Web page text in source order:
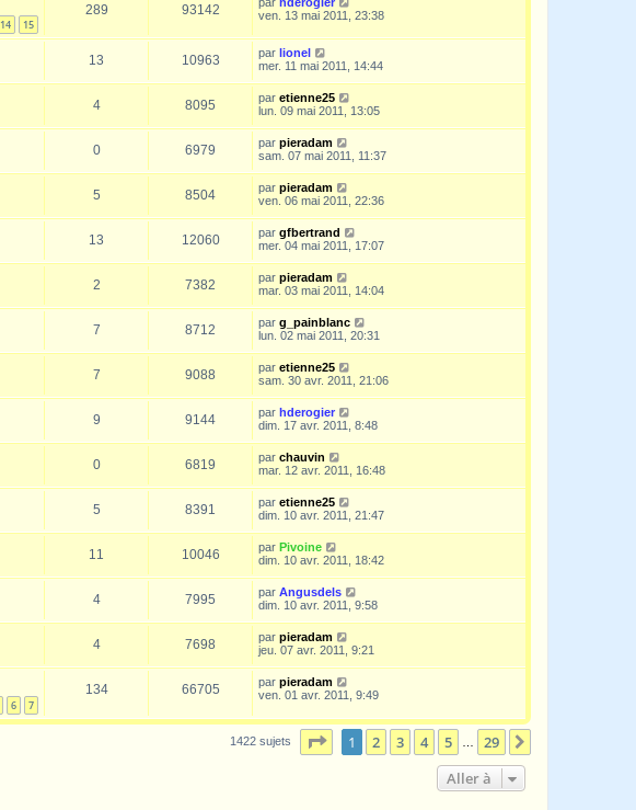
14 15
289 93142
ven. 13 mai 2011, 23:38
13 10963 par lionel
mer. 11 mai 2011, 14:44
4 8095 par etienne25
lun. 09 mai 2011, 13:05
0 6979 par pieradam
sam. 07 mai 2011, 11:37
5 8504 par pieradam
ven. 06 mai 2011, 22:36
13 12060 par gfbertrand
mer. 04 mai 2011, 17:07
2 7382 par pieradam
mar. 03 mai 2011, 14:04
7 8712 par g_painblanc
lun. 02 mai 2011, 20:31
7 9088 par etienne25
sam. 30 avr. 2011, 21:06
9 9144 par hderogier
dim. 17 avr. 2011, 8:48
0 6819 par chauvin
mar. 12 avr. 2011, 16:48
5 8391 par etienne25
dim. 10 avr. 2011, 21:47
11 10046 par Pivoine
dim. 10 avr. 2011, 18:42
4 7995 par Angusdels
dim. 10 avr. 2011, 9:58
4 7698 par pieradam
jeu. 07 avr. 2011, 9:21
6 7
134 66705 par pieradam
ven. 01 avr. 2011, 9:49
1422 sujets Page sur29
1 2 3 4 5 29
Aller à